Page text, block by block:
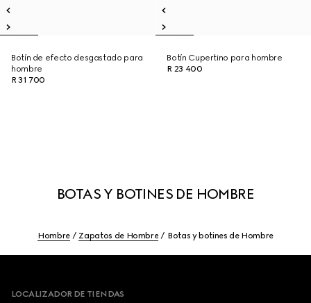
Botín de efecto desgastado para
hombre
R 31 700
Botín Cupertino para hombre
R 23 400
BOTAS Y BOTINES DE HOMBRE
Hombre Zapatos de Hombre Botas y botines de Hombre
LOCALIZADOR DE TIENDAS